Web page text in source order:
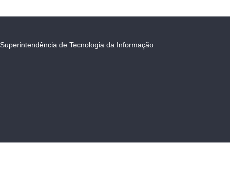
Superintendência de Tecnologia da Informação